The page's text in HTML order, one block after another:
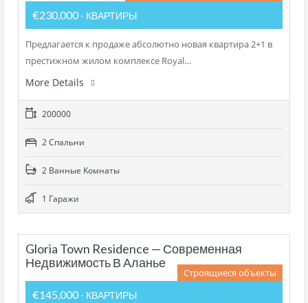
€230,000 - КВАРТИРЫ
Предлагается к продаже абсолютно новая квартира 2+1 в
престижном жилом комплексе Royal…
More Details
200000
2 Cпальни
2 Bанные Kомнаты
1 Гаражи
Gloria Town Residence — Современная
Недвижимость В Аланье
Строящиеся объекты
€145,000 - КВАРТИРЫ